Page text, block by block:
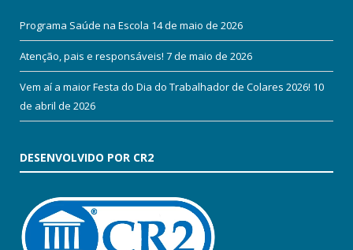
Programa Saúde na Escola 14 de maio de 2026
Atenção, pais e responsáveis! 7 de maio de 2026
Vem aí a maior Festa do Dia do Trabalhador de Colares 2026! 10
de abril de 2026
DESENVOLVIDO POR CR2